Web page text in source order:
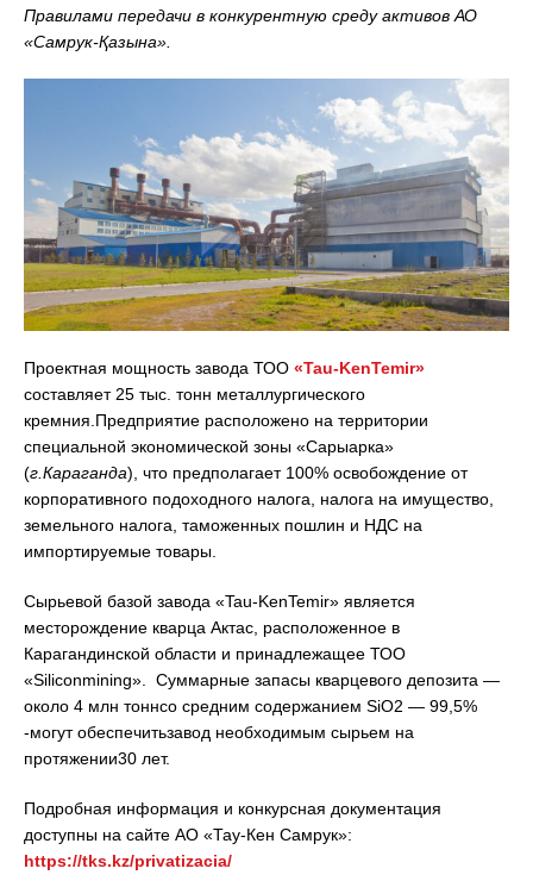
Правилами передачи в конкурентную среду активов АО
«Самрук-Қазына».
Проектная мощность завода ТОО «Tau-KenTemir»
составляет 25 тыс. тонн металлургического
кремния.Предприятие расположено на территории
специальной экономической зоны «Сарыарка»
(г.Караганда), что предполагает 100% освобождение от
корпоративного подоходного налога, налога на имущество,
земельного налога, таможенных пошлин и НДС на
импортируемые товары.
Сырьевой базой завода «Tau-KenTemir» является
месторождение кварца Актас, расположенное в
Карагандинской области и принадлежащее ТОО
«Siliconmining». Суммарные запасы кварцевого депозита —
около 4 млн тоннсо средним содержанием SiO2 — 99,5%
-могут обеспечитьзавод необходимым сырьем на
протяжении30 лет.
Подробная информация и конкурсная документация
доступны на сайте АО «Тау-Кен Самрук»:
https://tks.kz/privatizacia/